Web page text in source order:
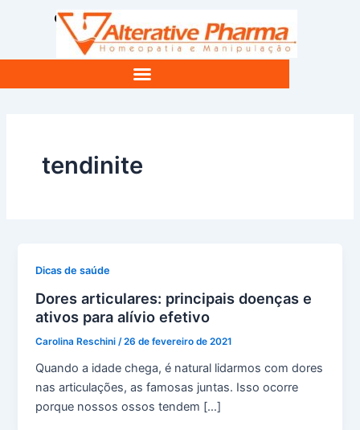
Pesquisar
tendinite
Dicas de saúde
Dores articulares: principais doenças e
ativos para alívio efetivo
Carolina Reschini/26 de fevereiro de 2021
Quando a idade chega, é natural lidarmos com dores
nas articulações, as famosas juntas. Isso ocorre
porque nossos ossos tendem […]